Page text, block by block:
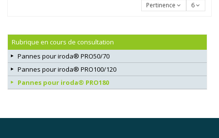
Pertinence 6
Rubrique en cours de consultation
Pannes pour iroda® PRO50/70
Pannes pour iroda® PRO100/120
Pannes pour iroda® PRO180